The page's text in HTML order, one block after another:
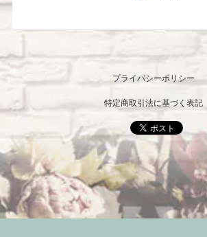
プライバシーポリシー
特定商取引法に基づく表記